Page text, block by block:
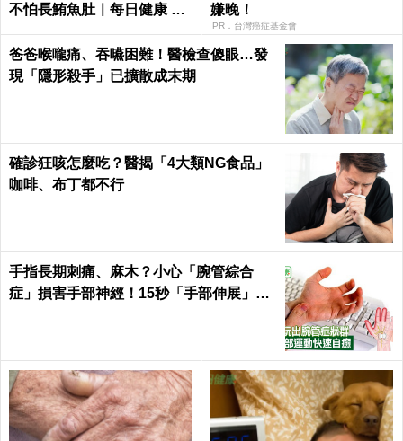
不怕長鮪魚肚｜每日健康 He
嫌晚！
PR．台灣癌症基金會
爸爸喉嚨痛、吞嚥困難！醫檢查傻眼…發
現「隱形殺手」已擴散成末期
確診狂咳怎麼吃？醫揭「4大類NG食品」
咖啡、布丁都不行
手指長期刺痛、麻木？小心「腕管綜合
症」損害手部神經！15秒「手部伸展」這